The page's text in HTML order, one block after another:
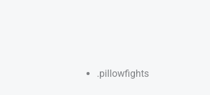
.pillowfights